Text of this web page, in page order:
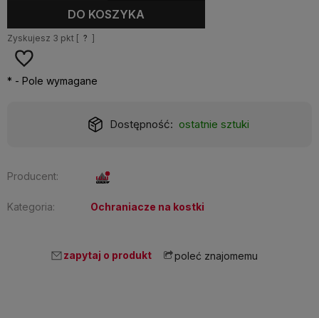
DO KOSZYKA
Zyskujesz 3 pkt [ ? ]
* - Pole wymagane
Dostępność: ostatnie sztuki
Producent:
Kategoria: Ochraniacze na kostki
zapytaj o produkt poleć znajomemu